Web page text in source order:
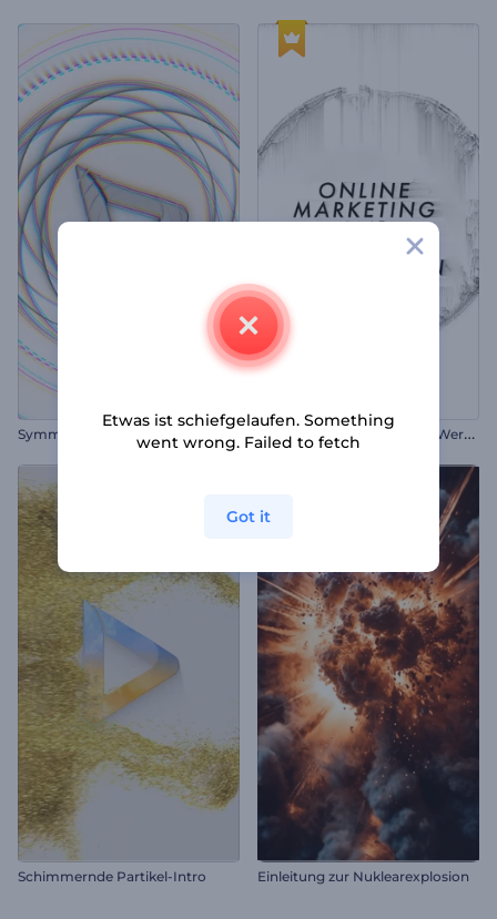
Symmetrie-Formen Intro O
nline Marketing und SEO Werbung
Schimmernde Partikel-Intro Einleitung zur Nuklearexplosion
Etwas ist schiefgelaufen. Something
went wrong. Failed to fetch
Got it